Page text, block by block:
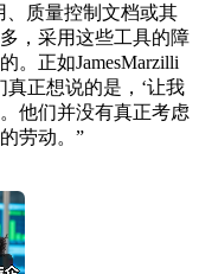
、质量控制文档或其
，采用这些工具的障
。正如JamesMarzilli
正想说的是，‘让我
他们并没有真正考虑
劳动。”